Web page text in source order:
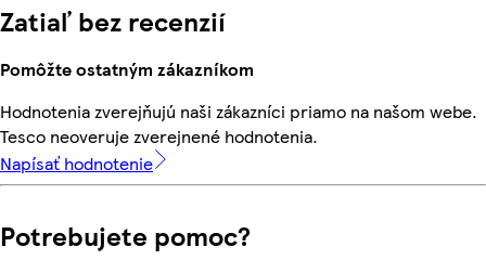
Zatiaľ bez recenzií
Pomôžte ostatným zákazníkom
Hodnotenia zverejňujú naši zákazníci priamo na našom webe.
Tesco neoveruje zverejnené hodnotenia.
Napísať hodnotenie
Potrebujete pomoc?